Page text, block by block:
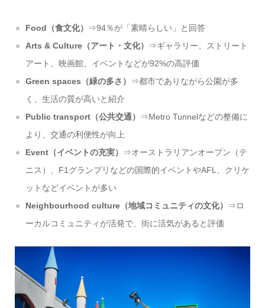
Food（食文化）
⇒94％が「素晴らしい」と回答
Arts & Culture（アート・文化）
⇒ギャラリー、ストリート
アート、映画館、イベントなどが92%の高評価
Green spaces（緑の多さ）
⇒都市でありながら公園が多
く、生活の質が高いと紹介
Public transport（公共交通）
⇒Metro Tunnelなどの整備に
より、交通の利便性が向上
Event（イベントの充実）
⇒オーストラリアンオープン（テ
ニス）、F1グランプリなどの国際的イベントやAFL、クリケ
ットなどイベントが多い
Neighbourhood culture（地域コミュニティの文化）
⇒ロ
ーカルコミュニティが活発で、街に活気があると評価